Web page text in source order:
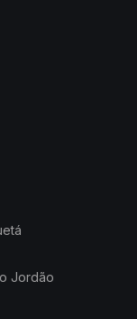
Jordão